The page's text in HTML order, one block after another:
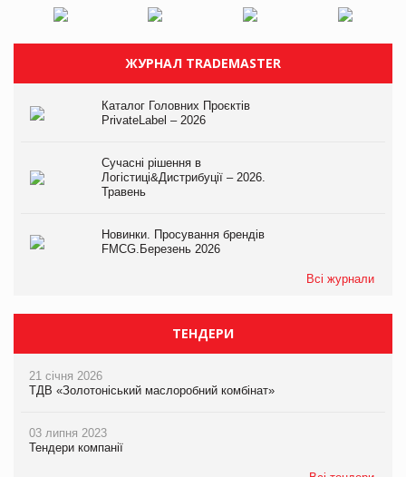
ЖУРНАЛ TRADEMASTER
Каталог Головних Проєктів
PrivateLabel – 2026
Сучасні рішення в
Логістиці&Дистрибуції – 2026.
Травень
Новинки. Просування брендів
FMCG.Березень 2026
Всі журнали
ТЕНДЕРИ
21 січня 2026
ТДВ «Золотоніський маслоробний комбінат»
03 липня 2023
Тендери компанії